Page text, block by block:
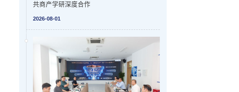
共商产学研深度合作
2026-08-01